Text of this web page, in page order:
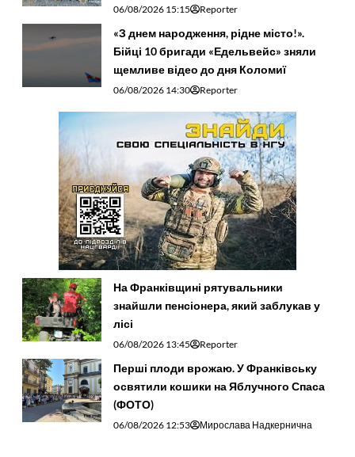
06/08/2026 15:15 Reporter
«З днем народження, рідне місто!».
Бійці 10 бригади «Едельвейс» зняли
щемливе відео до дня Коломиї
06/08/2026 14:30 Reporter
На Франківщині рятувальники
знайшли пенсіонера, який заблукав у
лісі
06/08/2026 13:45 Reporter
Перші плоди врожаю. У Франківську
освятили кошики на Яблучного Спаса
(ФОТО)
06/08/2026 12:53 Мирослава Надкернична